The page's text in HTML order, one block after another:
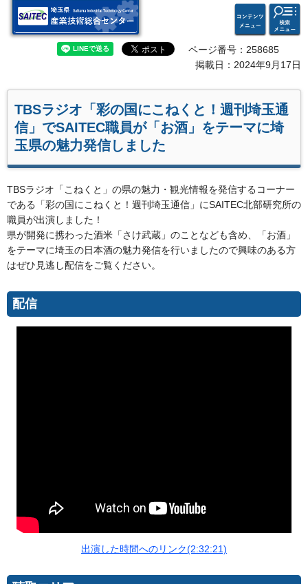
埼玉県 産業技術総合セン
コンテ
ンツメ
ニュー
検索・
共通メ
ニュー
ページ番号：258685
掲載日：2024年9月17日
TBSラジオ「彩の国にこねくと！週刊埼玉通
信」でSAITEC職員が「お酒」をテーマに埼
玉県の魅力発信しました
TBSラジオ「こねくと」の県の魅力・観光情報を発信するコーナー
である「彩の国にこねくと！週刊埼玉通信」にSAITEC北部研究所の
職員が出演しました！
県が開発に携わった酒米「さけ武蔵」のことなども含め、「お酒」
をテーマに埼玉の日本酒の魅力発信を行いましたので興味のある方
はぜひ見逃し配信をご覧ください。
配信
出演した時間へのリンク(2:32:21)